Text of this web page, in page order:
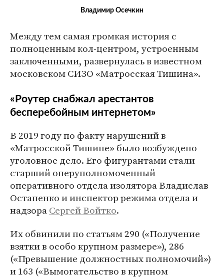
Владимир Осечкин
Между тем самая громкая история с
полноценным кол-центром, устроенным
заключенными, развернулась в известном
московском СИЗО «Матросская Тишина».
«Роутер снабжал арестантов
бесперебойным интернетом»
В 2019 году по факту нарушений в
«Матросской Тишине» было возбуждено
уголовное дело. Его фигурантами стали
старший оперуполномоченный
оперативного отдела изолятора Владислав
Остапенко и инспектор режима отдела и
надзораСергей Войтко.
Их обвинили по статьям 290 («Получение
взятки в особо крупном размере»), 286
(«Превышение должностных полномочий»)
и 163 («Вымогательство в крупном